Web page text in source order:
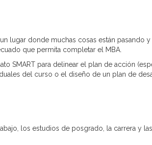
lugar donde muchas cosas están pasando y
que permita completar el MBA.
SMART para delinear el plan de acción
del curso o el diseño de un plan de
los estudios de posgrado, la carrera y las